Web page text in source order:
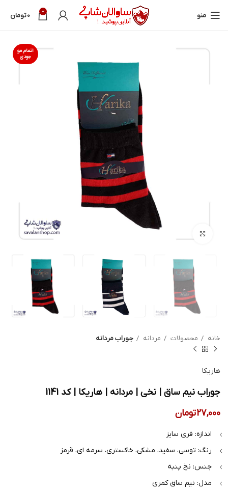
منو 0
0تومان
اتمام مو
جودی
خانه محصولات مردانه جوراب مردانه
هاریکا
جوراب نیم ساق | نخی | مردانه | هاریکا | کد 1141
27,000تومان
اندازه: فری سایز
رنگ: توسی، سفید، مشکی، خاکستری، سرمه ای، قرمز
جنس: نخ پنبه
مدل: نیم ساق کمری